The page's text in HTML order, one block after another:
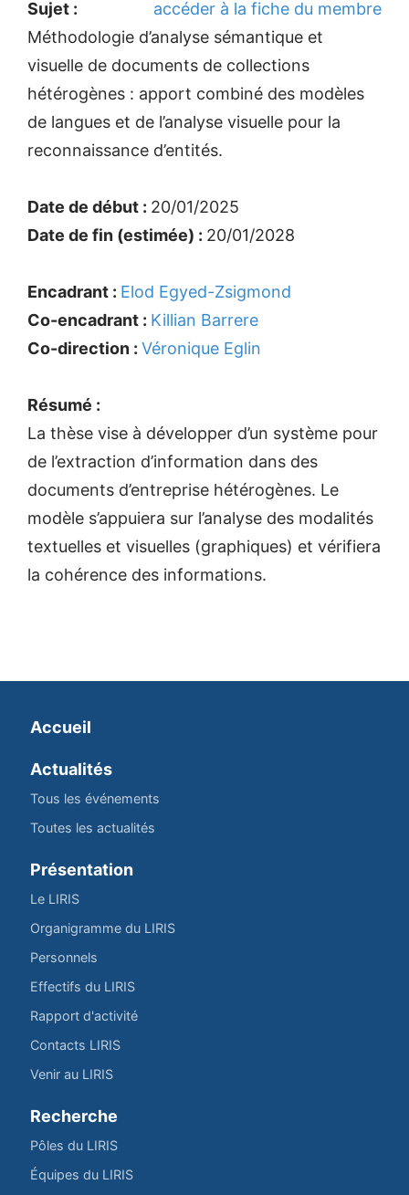
accéder à la fiche du membre
Sujet :
Méthodologie d’analyse sémantique et
visuelle de documents de collections
hétérogènes : apport combiné des modèles
de langues et de l’analyse visuelle pour la
reconnaissance d’entités.
Date de début : 20/01/2025
Date de fin (estimée) : 20/01/2028
Encadrant : Elod Egyed-Zsigmond
Co-encadrant : Killian Barrere
Co-direction : Véronique Eglin
Résumé :
La thèse vise à développer d’un système pour
de l’extraction d’information dans des
documents d’entreprise hétérogènes. Le
modèle s’appuiera sur l’analyse des modalités
textuelles et visuelles (graphiques) et vérifiera
la cohérence des informations.
Accueil
Actualités
Tous les événements
Toutes les actualités
Présentation
Le LIRIS
Organigramme du LIRIS
Personnels
Effectifs du LIRIS
Rapport d'activité
Contacts LIRIS
Venir au LIRIS
Recherche
Pôles du LIRIS
Équipes du LIRIS